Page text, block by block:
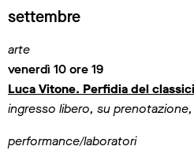
settembre
arte
venerdì 10 ore 19
Luca Vitone. Perfidia del
ingresso libero, su
performance/laboratori